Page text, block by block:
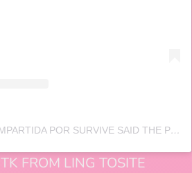
UNA PUBLICACIÓN COMPARTIDA POR SURVIVE SAID THE PROPHET (@SURVIVESAIDTHEPROPHET)
TK FROM LING TOSITE